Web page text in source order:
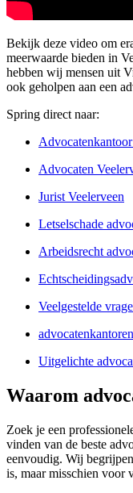
Bekijk deze video om
meerwaarde bieden in
hebben wij mensen uit
ook geholpen aan een
Spring direct naar:
Advocaten
Jurist Veelerveen
Letselschade
Arbeidsrecht
Veelgestelde
Uitgelichte
Waarom
Zoek je een
vinden van de beste
eenvoudig. Wij
is, maar misschien voor